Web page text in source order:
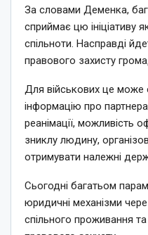
За словами Деменка,
сприймає цю ініціативу
спільноти. Насправді
правового захисту
Для військових це може
інформацію про
реанімації, можливість
зниклу людину,
отримувати належні
Сьогодні багатьом
юридичні механізми
спільного проживання